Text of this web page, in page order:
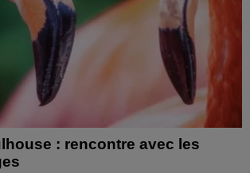
: rencontre avec les